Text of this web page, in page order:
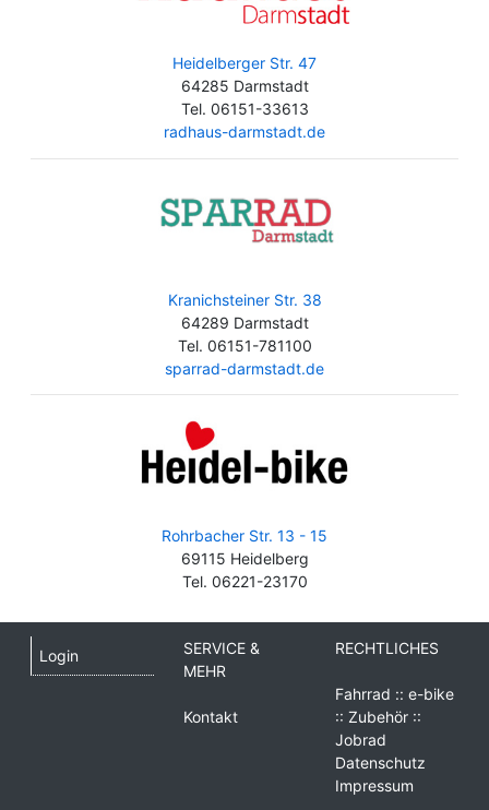
Heidelberger Str. 47
64285 Darmstadt
Tel. 06151-33613
radhaus-darmstadt.de
Kranichsteiner Str. 38
64289 Darmstadt
Tel. 06151-781100
sparrad-darmstadt.de
Rohrbacher Str. 13 - 15
69115 Heidelberg
Tel. 06221-23170
Login
SERVICE &
MEHR
Kontakt
RECHTLICHES
Fahrrad :: e-bike
:: Zubehör ::
Jobrad
Datenschutz
Impressum